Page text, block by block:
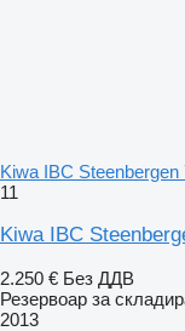
Kiwa IBC
11
Kiwa IBC
2.250 € Без ДДВ
Резервоар за
2013